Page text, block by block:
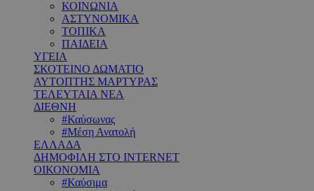
ΚΟΙΝΩΝΙΑ
ΑΣΤΥΝΟΜΙΚΑ
ΤΟΠΙΚΑ
ΠΑΙΔΕΙΑ
ΥΓΕΙΑ
ΣΚΟΤΕΙΝΟ ΔΩΜΑΤΙΟ
ΑΥΤΟΠΤΗΣ ΜΑΡΤΥΡΑΣ
ΤΕΛΕΥΤΑΙΑ ΝΕΑ
ΔΙΕΘΝΗ
#Καύσωνας
#Μέση Ανατολή
ΕΛΛΑΔΑ
ΔΗΜΟΦΙΛΗ ΣΤΟ INTERNET
ΟΙΚΟΝΟΜΙΑ
#Καύσιμα